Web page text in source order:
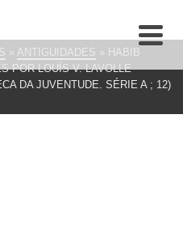
» ANTIGUIDADES » HABIB
POR LOUÍS V. LAVOLLE
DA JUVENTUDE. SÉRIE A ; 12)